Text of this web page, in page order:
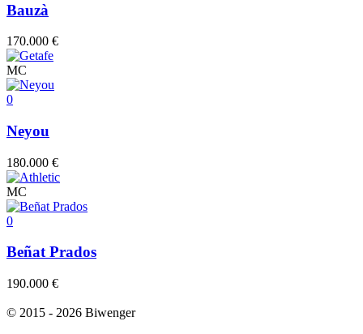
Bauzà
170.000 €
MC
0
Neyou
180.000 €
MC
0
Beñat Prados
190.000 €
© 2015 - 2026 Biwenger